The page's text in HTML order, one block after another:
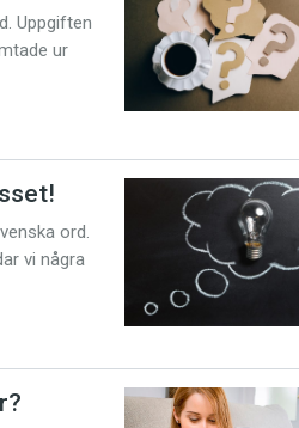
Uppgiften
ur
ord.
vi några